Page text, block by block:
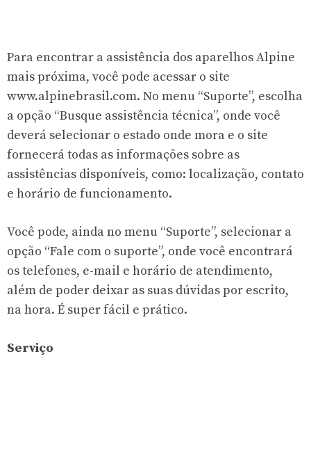
Para encontrar a assistência dos aparelhos Alpine
mais próxima, você pode acessar o site
www.alpinebrasil.com. No menu “Suporte”, escolha
a opção “Busque assistência técnica”, onde você
deverá selecionar o estado onde mora e o site
fornecerá todas as informações sobre as
assistências disponíveis, como: localização, contato
e horário de funcionamento.
Você pode, ainda no menu “Suporte”, selecionar a
opção “Fale com o suporte”, onde você encontrará
os telefones, e-mail e horário de atendimento,
além de poder deixar as suas dúvidas por escrito,
na hora. É super fácil e prático.
Serviço